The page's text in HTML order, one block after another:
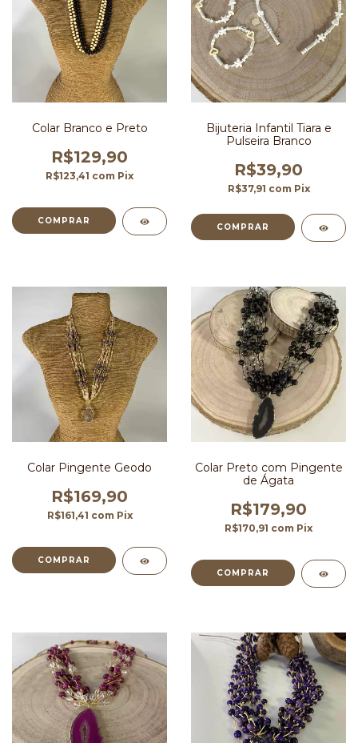
Colar Branco e Preto
R$129,90
R$123,41 com Pix
Bijuteria Infantil Tiara e
Pulseira Branco
R$39,90
R$37,91 com Pix
Colar Pingente Geodo
R$169,90
R$161,41 com Pix
Colar Preto com Pingente
de Ágata
R$179,90
R$170,91 com Pix